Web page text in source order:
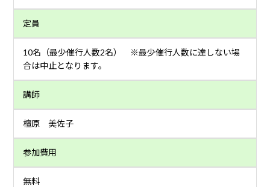
定員
10名（最少催行人数2名） ※最少催行人数に達しない場
合は中止となります。
講師
檀原 美佐子
参加費用
無料